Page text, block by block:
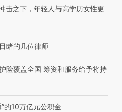
马航飞行员跨国走私7万
粒摇头丸 尿检体内含3种
毒品
度Z世代
育部长拱下
击之下，年轻人与高学历女性更
睹的几位律师
险覆盖全国 筹资和服务给予将持
”的10万亿元公积金